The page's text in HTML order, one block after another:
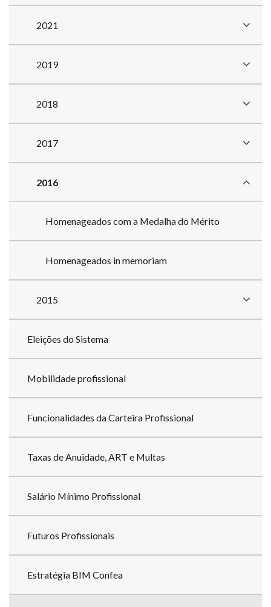
2021
2019
2018
2017
2016
Homenageados com a Medalha do Mérito
Homenageados in memoriam
2015
Eleições do Sistema
Mobilidade profissional
Funcionalidades da Carteira Profissional
Taxas de Anuidade, ART e Multas
Salário Mínimo Profissional
Futuros Profissionais
Estratégia BIM Confea